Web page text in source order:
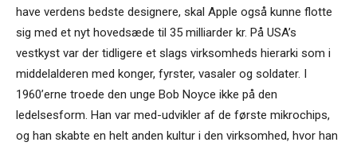
have verdens bedste designere, skal Apple også kunne flotte
sig med et nyt hovedsæde til 35 milliarder kr. På USA’s
vestkyst var der tidligere et slags virksomheds hierarki som i
middelalderen med konger, fyrster, vasaler og soldater. I
1960’erne troede den unge Bob Noyce ikke på den
ledelsesform. Han var med-udvikler af de første mikrochips,
og han skabte en helt anden kultur i den virksomhed, hvor han